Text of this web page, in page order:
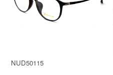
NUD50115